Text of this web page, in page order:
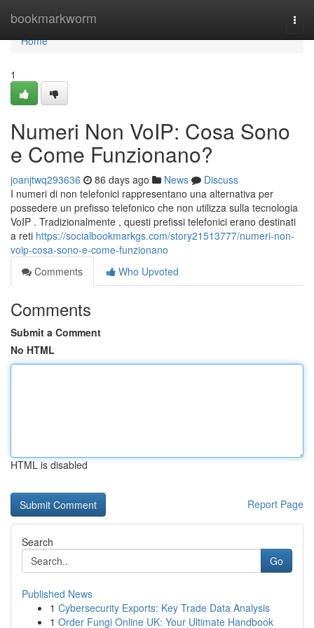
bookmarkworm
Home
Home
1
Numeri Non VoIP: Cosa Sono
e Come Funzionano?
joanjtwq293636 86 days ago News
Discuss
I numeri di non telefonici rappresentano una alternativa per
possedere un prefisso telefonico che non utilizza sulla tecnologia
VoIP . Tradizionalmente , questi prefissi telefonici erano destinati
a reti https://socialbookmarkgs.com/story21513777/numeri-non-
voip-cosa-sono-e-come-funzionano
Comments
Who Upvoted
Comments
Submit a Comment
No HTML
HTML is disabled
Report Page
Search
Go
Published News
1 Cybersecurity Exports: Key Trade Data Analysis
1 Order Fungi Online UK: Your Ultimate Handbook